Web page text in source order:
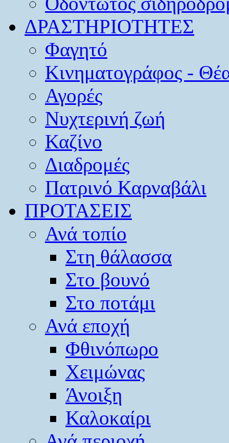
ΔΡΑΣΤΗΡΙΟΤΗΤΕΣ
Φαγητό
Κινηματογράφος -
Αγορές
Νυχτερινή ζωή
Καζίνο
Διαδρομές
Πατρινό Καρναβάλι
ΠΡΟΤΑΣΕΙΣ
Ανά τοπίο
Στη θάλασσα
Στο βουνό
Στο ποτάμι
Ανά εποχή
Φθινόπωρο
Χειμώνας
Άνοιξη
Καλοκαίρι